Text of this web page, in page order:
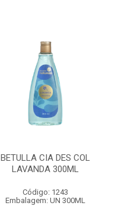
BETULLA CIA DES COL
LAVANDA 300ML
Código: 1243
Embalagem: UN 300ML